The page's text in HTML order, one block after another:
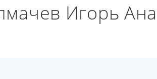
Игорь